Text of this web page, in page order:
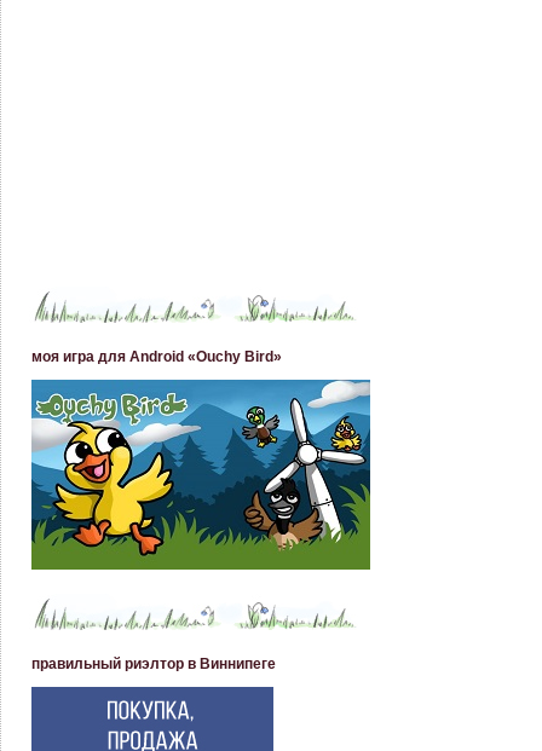
моя игра для Android «Ouchy Bird»
правильный риэлтор в Виннипеге